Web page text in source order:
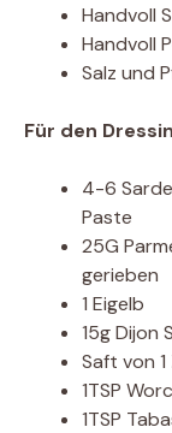
Handvoll
Handvoll
Salz und
Für den
4-6
Paste
25G
gerieben
1 Eigelb
15g Dijon
Saft von
1TSP
1TSP